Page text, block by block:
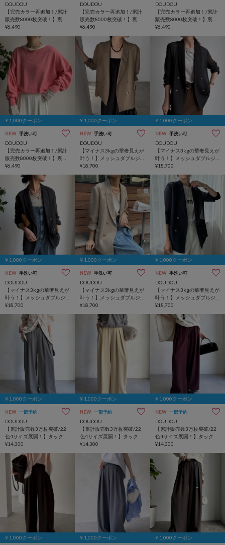
DOUDOU
【完売カラー再追加！/累計
販売数8000枚突破！】裏毛
スウェット
¥6,490
DOUDOU
【完売カラー再追加！/累計
販売数8000枚突破！】裏毛
スウェット
¥6,490
DOUDOU
【完売カラー再追加！/累計
販売数8000枚突破！】裏毛
スウェット
¥6,490
￥1,000クーポン
NEW 手洗い可
DOUDOU
【完売カラー再追加！/累計
販売数8000枚突破！】裏毛
スウェット
¥6,490
￥1,000クーポン
NEW 手洗い可
DOUDOU
【マイナス3kgの華奢見えが
叶う！】メッシュダブルジ
ャケット
¥18,700
￥1,000クーポン
NEW 手洗い可
DOUDOU
【マイナス3kgの華奢見えが
叶う！】メッシュダブルジ
ャケット
¥18,700
￥1,000クーポン
NEW 手洗い可
DOUDOU
【マイナス3kgの華奢見えが
叶う！】メッシュダブルジ
ャケット
¥18,700
￥1,000クーポン
NEW 手洗い可
DOUDOU
【マイナス3kgの華奢見えが
叶う！】メッシュダブルジ
ャケット
¥18,700
￥1,000クーポン
NEW 手洗い可
DOUDOU
【マイナス3kgの華奢見えが
叶う！】メッシュダブルジ
ャケット
¥18,700
￥1,000クーポン
NEW 一部予約
DOUDOU
【累計販売数3万枚突破/22
色4サイズ展開！】タックワ
イドパンツ
¥14,300
￥1,000クーポン
NEW 一部予約
DOUDOU
【累計販売数3万枚突破/22
色4サイズ展開！】タックワ
イドパンツ
¥14,300
￥1,000クーポン
NEW 一部予約
DOUDOU
【累計販売数3万枚突破/22
色4サイズ展開！】タックワ
イドパンツ
¥14,300
￥1,000クーポン ￥1,000クーポン ￥1,000クーポン